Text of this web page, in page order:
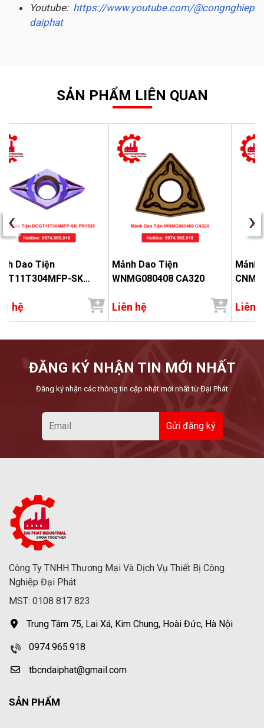
Youtube: https://www.youtube.com/@congnghiep
daiphat
SẢN PHẨM LIÊN QUAN
Dao Tiện
SK
hệ
Mảnh Dao Tiện
WNMG080408 CA320
Liên hệ
Mảnh
Liên
‹ ›
ĐĂNG KÝ NHẬN TIN MỚI NHẤT
Đăng ký nhận các thông tin cập nhật mới nhất từ Đại Phát
Công Ty TNHH Thương Mại Và Dịch Vụ Thiết Bị Công
Nghiệp Đại Phát
MST: 0108 817 823
Trung Tâm 75, Lai Xá, Kim Chung, Hoài Đức, Hà Nội
0974.965.918
tbcndaiphat@gmail.com
SẢN PHẨM